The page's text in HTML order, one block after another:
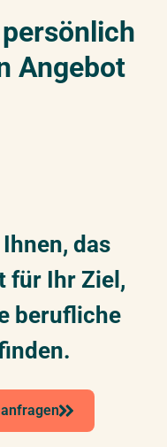
Angebot
das
für Ihr Ziel,
berufliche